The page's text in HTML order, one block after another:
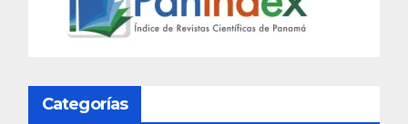
Categorías